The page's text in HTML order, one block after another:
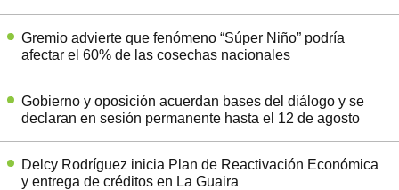
Gremio advierte que fenómeno “Súper Niño” podría
afectar el 60% de las cosechas nacionales
Gobierno y oposición acuerdan bases del diálogo y se
declaran en sesión permanente hasta el 12 de agosto
Delcy Rodríguez inicia Plan de Reactivación Económica
y entrega de créditos en La Guaira